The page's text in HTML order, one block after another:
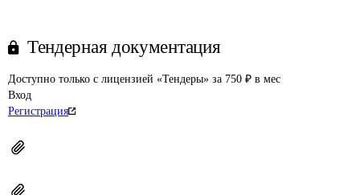
Тендерная документация
Доступно только с лицензией «Тендеры» за 750 ₽ в мес
Вход
Регистрация